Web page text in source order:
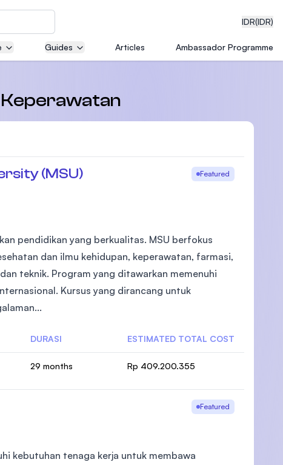
IDR(IDR)
Guides Articles Ambassador Programme
(MSU) Featured
pendidikan yang berkualitas. MSU berfokus
dan ilmu kehidupan, keperawatan, farmasi,
teknik. Program yang ditawarkan memenuhi
Kursus yang dirancang untuk
DURASI ESTIMATED TOTAL COST
29 months Rp 409.200.355
Featured
kebutuhan tenaga kerja untuk membawa